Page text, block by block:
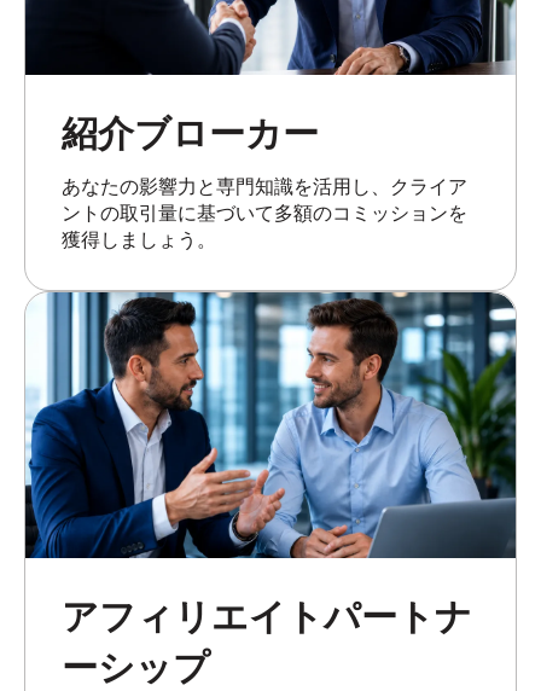
紹介ブローカー
あなたの影響力と専門知識を活用し、クライア
ントの取引量に基づいて多額のコミッションを
獲得しましょう。
アフィリエイトパートナ
ーシップ